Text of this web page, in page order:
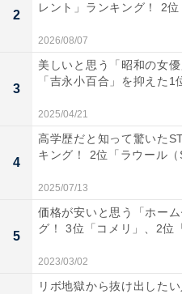
A post shared by Shohei
1位は、アメリカのMLB（
ル）のロサンゼルス・ドジ
手が、アスリートとして唯
た。投手としても野手とし
2023年のWBC（ワールド
2
レント」ランキング！ 2
2026/08/07
3
美しいと思う「昭和の女優
「吉永小百合」を抑えた1
2025/04/21
4
高学歴だと知って驚いた
キング！ 2位「ラウール
2025/07/13
5
価格が安いと思う「ホー
グ！ 3位「コメリ」、2位
2023/03/02
リボ地獄から抜け出した